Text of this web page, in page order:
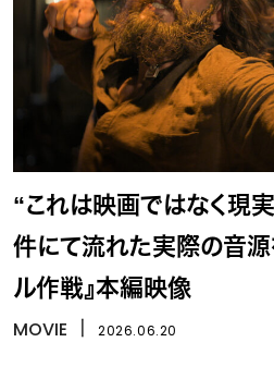
“これは映画ではなく現
件にて流れた実際の音源
ル作戦』本編映像
MOVIE 2026.06.20